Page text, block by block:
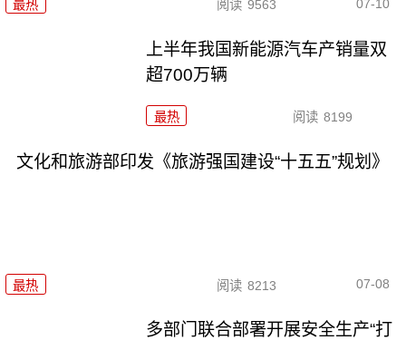
最热 阅读 9563 07-10
上半年我国新能源汽车产销量双
超700万辆
最热 阅读 8199
文化和旅游部印发《旅游强国建设“十五五”规划》
最热 阅读 8213 07-08
多部门联合部署开展安全生产“打